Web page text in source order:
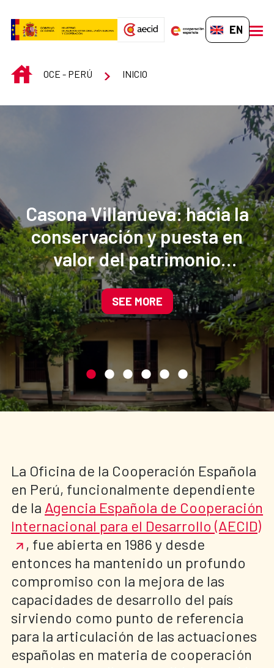
EN-GB
INICIOOCE - PERÚ INICIO
Casona Villanueva: hacia la
conservación y puesta en
valor del patrimonio
cultural del centro
histórico de Cajamarca
SEE MORE
La Oficina de la Cooperación Española
en Perú, funcionalmente dependiente
de la Agencia Española de Cooperación
Internacional para el Desarrollo (AECID)
, fue abierta en 1986 y desde
entonces ha mantenido un profundo
compromiso con la mejora de las
capacidades de desarrollo del país
sirviendo como punto de referencia
para la articulación de las actuaciones
españolas en materia de cooperación